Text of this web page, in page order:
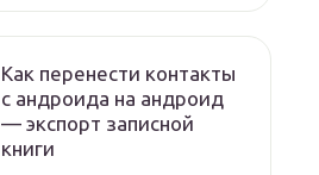
Как перенести контакты
с андроида на андроид
— экспорт записной
книги